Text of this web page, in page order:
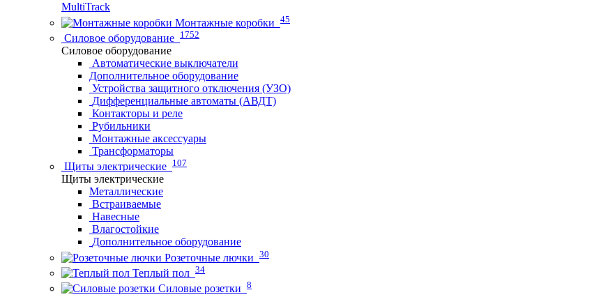
MultiTrack
Монтажные коробки 45
Силовое оборудование 1752
Силовое оборудование
Автоматические выключатели
Дополнительное оборудование
Устройства защитного отключения (УЗО)
Дифференциальные автоматы (АВДТ)
Контакторы и реле
Рубильники
Монтажные аксессуары
Трансформаторы
Щиты электрические 107
Щиты электрические
Металлические
Встраиваемые
Навесные
Влагостойкие
Дополнительное оборудование
Розеточные лючки 30
Теплый пол 34
Силовые розетки 8